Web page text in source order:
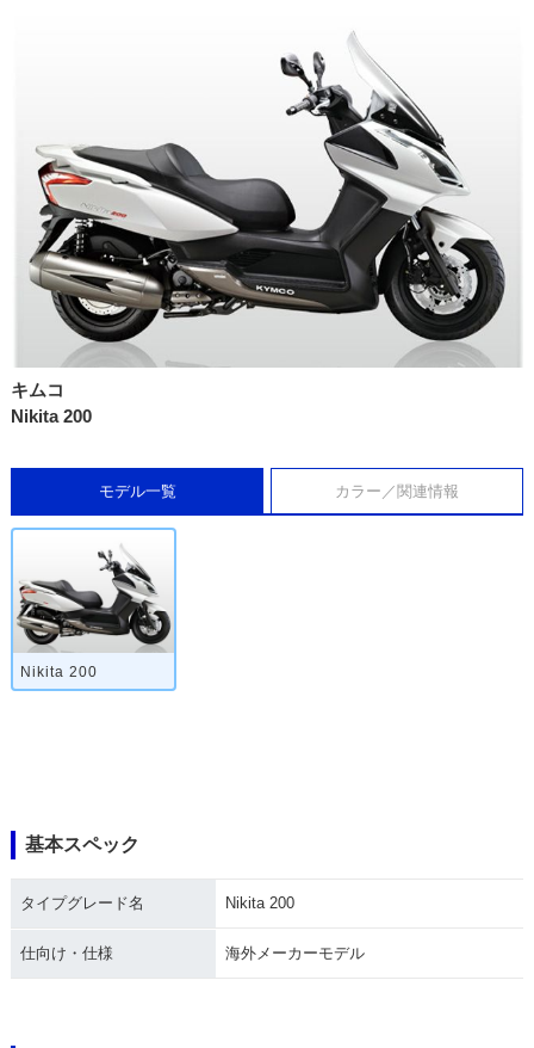
キムコ
Nikita 200
モデル一覧 カラー／関連情報
Nikita 200
基本スペック
タイプグレード名 Nikita 200
仕向け・仕様 海外メーカーモデル